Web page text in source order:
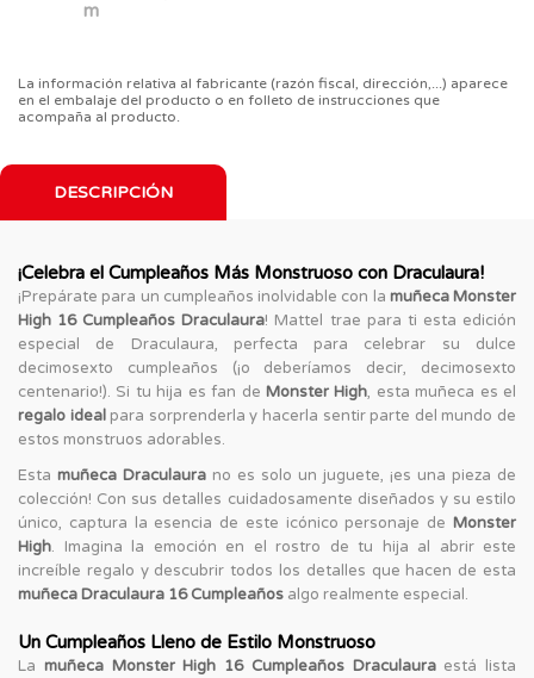
m
La información relativa al fabricante (razón fiscal, dirección,...) aparece
en el embalaje del producto o en folleto de instrucciones que
acompaña al producto.
DESCRIPCIÓN
¡Celebra el Cumpleaños Más Monstruoso con Draculaura!
¡Prepárate para un cumpleaños inolvidable con la muñeca Monster
High 16 Cumpleaños Draculaura! Mattel trae para ti esta edición
especial de Draculaura, perfecta para celebrar su dulce
decimosexto cumpleaños (¡o deberíamos decir, decimosexto
centenario!). Si tu hija es fan de Monster High, esta muñeca es el
regalo idealpara sorprenderla y hacerla sentir parte del mundo de
estos monstruos adorables.
Esta muñeca Draculaura no es solo un juguete, ¡es una pieza de
colección! Con sus detalles cuidadosamente diseñados y su estilo
único, captura la esencia de este icónico personaje de Monster
High. Imagina la emoción en el rostro de tu hija al abrir este
increíble regalo y descubrir todos los detalles que hacen de esta
muñeca Draculaura 16 Cumpleaños algo realmente especial.
Un Cumpleaños Lleno de Estilo Monstruoso
La muñeca Monster High 16 Cumpleaños Draculauraestá lista